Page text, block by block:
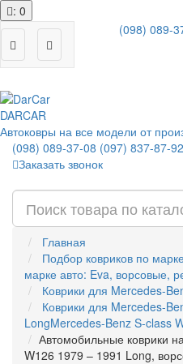
: 0
(098) 089-
DARCAR
Автоковры на все модели от
(098) 089-37-08 (097) 837-87-92
Заказать звонок
Главная
Подбор ковриков по
марке авто: Eva, ворсовые,
Коврики для Mercedes-
Коврики для Mercedes-
LongMercedes-Benz S-class
Автомобильные коврики
W126 1979 – 1991 Long,